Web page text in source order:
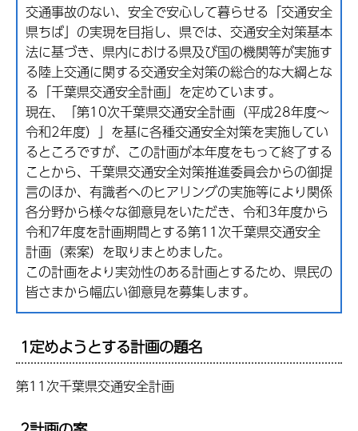
交通事故のない、安全で安心して暮らせる「交通安全
県ちば」の実現を目指し、県では、交通安全対策基本
法に基づき、県内における県及び国の機関等が実施す
る陸上交通に関する交通安全対策の総合的な大綱とな
る「千葉県交通安全計画」を定めています。
現在、「第10次千葉県交通安全計画（平成28年度～
令和2年度）」を基に各種交通安全対策を実施してい
るところですが、この計画が本年度をもって終了する
ことから、千葉県交通安全対策推進委員会からの御提
言のほか、有識者へのヒアリングの実施等により関係
各分野から様々な御意見をいただき、令和3年度から
令和7年度を計画期間とする第11次千葉県交通安全
計画（素案）を取りまとめました。
この計画をより実効性のある計画とするため、県民の
皆さまから幅広い御意見を募集します。
1定めようとする計画の題名
第11次千葉県交通安全計画